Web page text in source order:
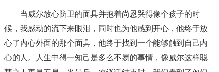
当威尔放心防卫的面具并抱着尚恩哭得像个孩子的时
候，我感动的流下来眼泪，同时也为他感到开心，他终于放
心了内心外面的那个面具，他终于找到一个能够触到自己内
心的人。人生中得一知己是多么不易的事情，像威尔这样聪